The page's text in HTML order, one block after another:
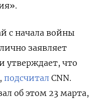
с начала войны
заявляет
утверждает, что
подсчитал CNN.
об этом 23 марта,